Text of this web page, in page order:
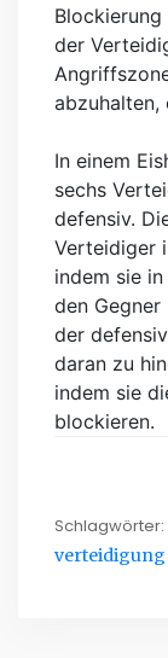
der
abzuhalten,
In einem
sechs
defensiv.
Verteidiger
indem sie
den
der
daran zu
indem sie
blockieren.
Schlagwörter:
verteidigung